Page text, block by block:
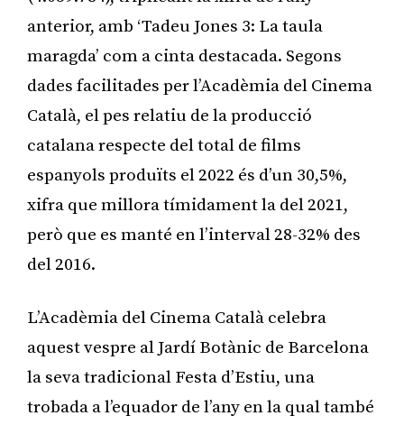
anterior, amb ‘Tadeu Jones 3: La taula
maragda’ com a cinta destacada. Segons
dades facilitades per l’Acadèmia del Cinema
Català, el pes relatiu de la producció
catalana respecte del total de films
espanyols produïts el 2022 és d’un 30,5%,
xifra que millora tímidament la del 2021,
però que es manté en l’interval 28-32% des
del 2016.
L’Acadèmia del Cinema Català celebra
aquest vespre al Jardí Botànic de Barcelona
la seva tradicional Festa d’Estiu, una
trobada a l’equador de l’any en la qual també